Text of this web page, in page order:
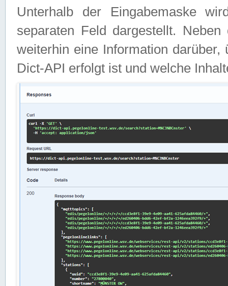
Unterhalb der Eingabemaske
separaten Feld dargestellt.
weiterhin eine Information
Dict-API erfolgt ist und welche